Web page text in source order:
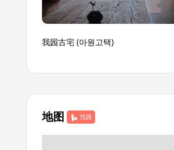
我园古宅 (아원고택)
地图 找路